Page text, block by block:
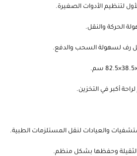
لتنظيم الأدوات الصغيرة.
الحركة والنقل.
رف لسهولة السحب والدفع.
والعيادات لنقل المستلزمات الطبية.
الثقيلة وحفظها بشكل منظم.